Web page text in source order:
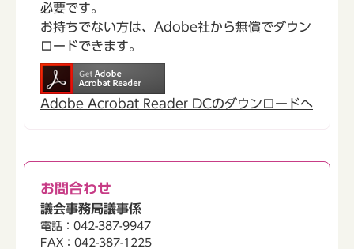
必要です。
お持ちでない方は、Adobe社から無償でダウン
ロードできます。
Adobe Acrobat Reader DCのダウンロードへ
お問合わせ
議会事務局議事係
電話：042-387-9947
FAX：042-387-1225